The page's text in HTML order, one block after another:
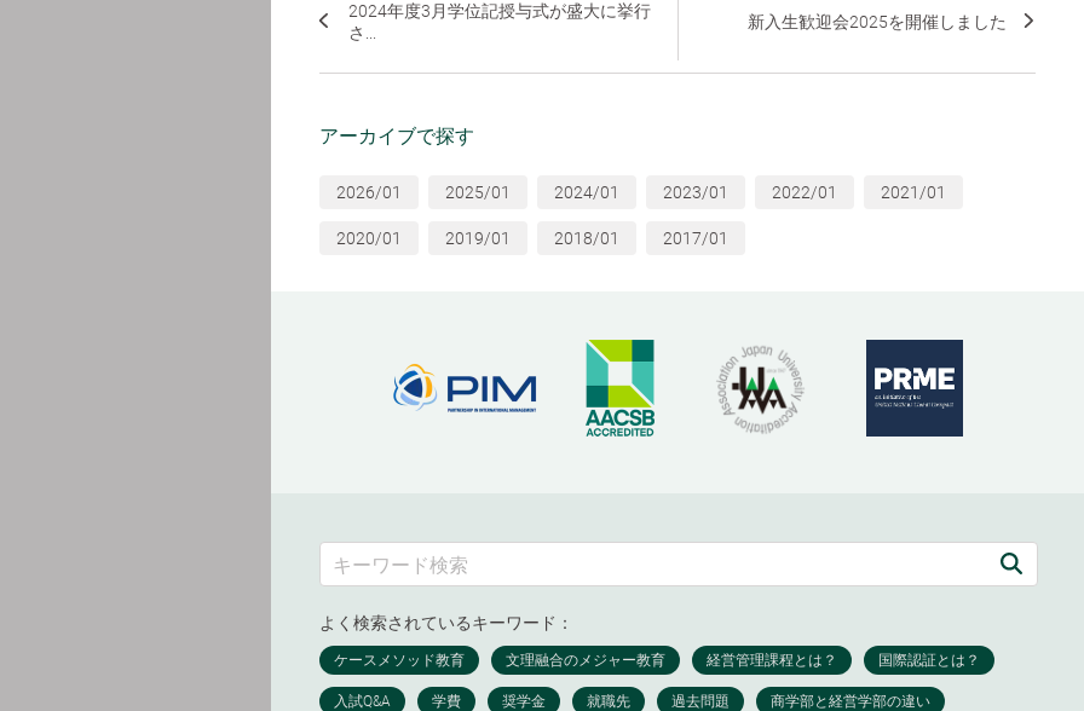
2024年度3月学位記授与式が盛大に挙行
さ...
新入生歓迎会2025を開催しました
アーカイブで探す
2026/01 2025/01 2024/01 2023/01 2022/01 2021/01
2020/01 2019/01 2018/01 2017/01
よく検索されているキーワード：